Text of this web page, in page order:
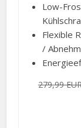
Low-
Flexible
/
279,99